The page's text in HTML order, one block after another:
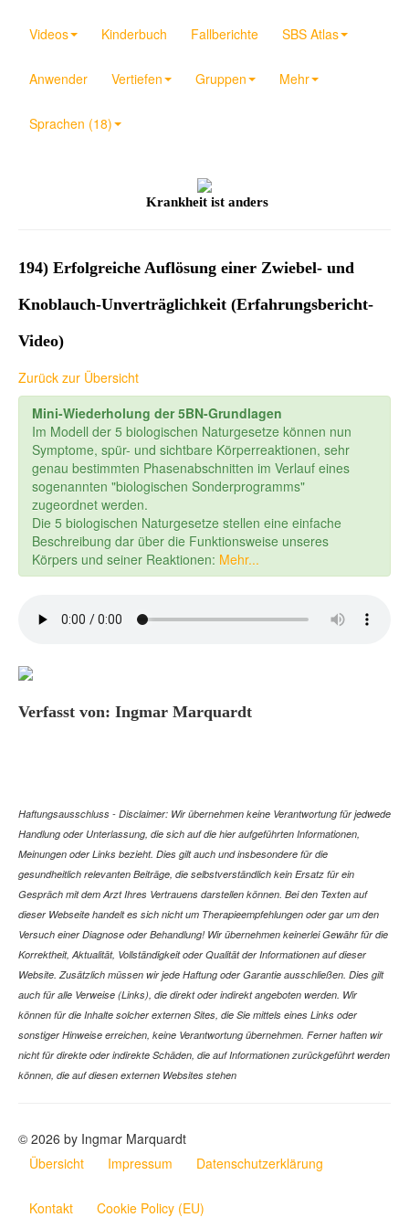
Videos Kinderbuch Fallberichte SBS Atlas
Anwender Vertiefen Gruppen Mehr
Sprachen (18)
Krankheit ist anders
194) Erfolgreiche Auflösung einer Zwiebel- und
Knoblauch-Unverträglichkeit (Erfahrungsbericht-
Video)
Zurück zur Übersicht
Mini-Wiederholung der 5BN-Grundlagen
Im Modell der 5 biologischen Naturgesetze können nun
Symptome, spür- und sichtbare Körperreaktionen, sehr
genau bestimmten Phasenabschnitten im Verlauf eines
sogenannten "biologischen Sonderprogramms"
zugeordnet werden.
Die 5 biologischen Naturgesetze stellen eine einfache
Beschreibung dar über die Funktionsweise unseres
Körpers und seiner Reaktionen: Mehr...
Verfasst von: Ingmar Marquardt
Haftungsausschluss - Disclaimer: Wir übernehmen keine Verantwortung für jedwede
Handlung oder Unterlassung, die sich auf die hier aufgeführten Informationen,
Meinungen oder Links bezieht. Dies gilt auch und insbesondere für die
gesundheitlich relevanten Beiträge, die selbstverständlich kein Ersatz für ein
Gespräch mit dem Arzt Ihres Vertrauens darstellen können. Bei den Texten auf
dieser Webseite handelt es sich nicht um Therapieempfehlungen oder gar um den
Versuch einer Diagnose oder Behandlung! Wir übernehmen keinerlei Gewähr für die
Korrektheit, Aktualität, Vollständigkeit oder Qualität der Informationen auf dieser
Website. Zusätzlich müssen wir jede Haftung oder Garantie ausschließen. Dies gilt
auch für alle Verweise (Links), die direkt oder indirekt angeboten werden. Wir
können für die Inhalte solcher externen Sites, die Sie mittels eines Links oder
sonstiger Hinweise erreichen, keine Verantwortung übernehmen. Ferner haften wir
nicht für direkte oder indirekte Schäden, die auf Informationen zurückgeführt werden
können, die auf diesen externen Websites stehen
© 2026 by Ingmar Marquardt
Übersicht
Impressum Datenschutzerklärung
Kontakt Cookie Policy (EU)